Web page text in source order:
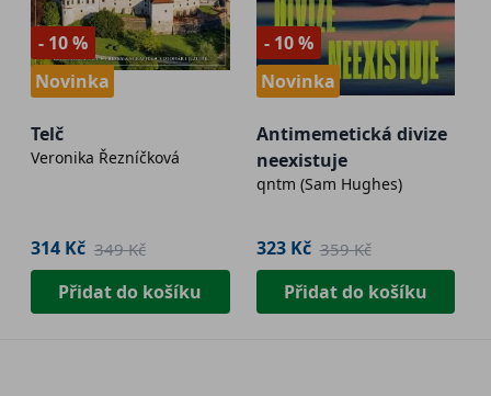
- 10 %
Novinka
Telč
Veronika Řezníčková
314 Kč 349 Kč
Přidat do košíku
- 10 %
Novinka
Antimemetická divize
neexistuje
qntm (Sam Hughes)
323 Kč 359 Kč
Přidat do košíku